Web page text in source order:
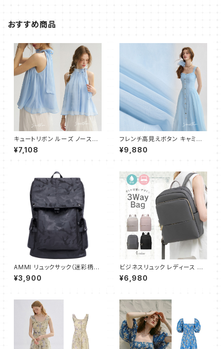
おすすめ商品
キュートリボン ルーズ ノースリ
ーブブラウス
¥7,108
フレンチ高見えボタン キャミワ
ンピース フレア ロング
¥9,880
AMMI リュックサック（迷彩柄）
大容量 通勤 通学用 登山用 ビ
ジネスリュック A4サイズ PC収
¥3,900
ビジネスリュック レディース リ
ュック リュックサック 軽量 大容
量 ビジネスバッグ リュック 通学
¥6,980